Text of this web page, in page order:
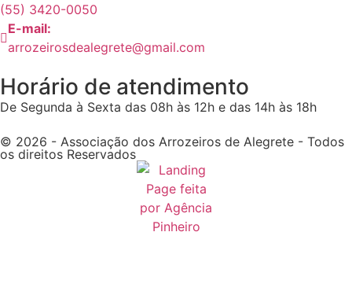
(55) 3420-0050
E-mail:
arrozeirosdealegrete@gmail.com
Horário de atendimento
De Segunda à Sexta das 08h às 12h e das 14h às 18h
© 2026 - Associação dos Arrozeiros de Alegrete - Todos
os direitos Reservados